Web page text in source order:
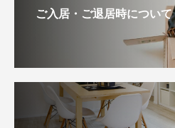
ご入居・ご退居時について